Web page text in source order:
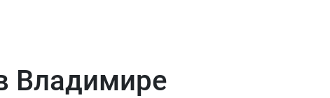
Владимире